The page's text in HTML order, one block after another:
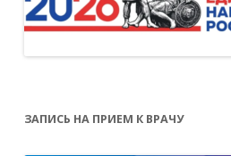
ЗАПИСЬ НА ПРИЕМ К ВРАЧУ